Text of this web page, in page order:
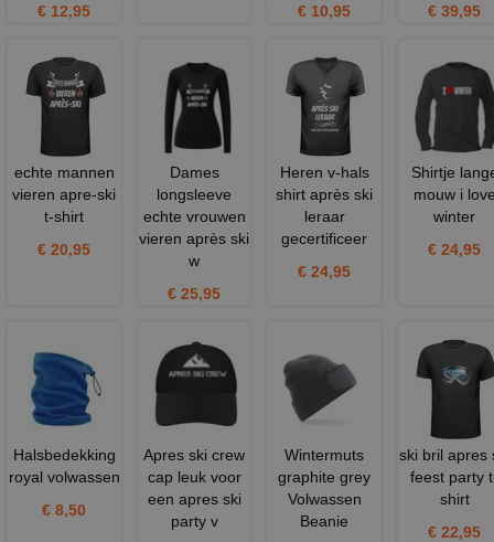
€ 12,95
€ 10,95
€ 39,95
echte mannen
vieren apre-ski
t-shirt
€ 20,95
Dames
longsleeve
echte vrouwen
vieren après ski
w
€ 25,95
Heren v-hals
shirt après ski
leraar
gecertificeer
€ 24,95
Shirtje
mouw i
winter
€ 24,95
Halsbedekking
royal volwassen
€ 8,50
Apres ski crew
cap leuk voor
een apres ski
party v
Wintermuts
graphite grey
Volwassen
Beanie
ski bril apres
feest party
shirt
€ 22,95